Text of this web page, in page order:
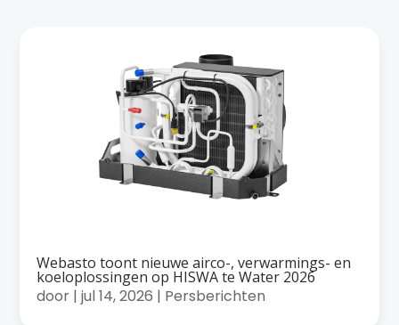
Webasto toont nieuwe airco-, verwarmings- en
koeloplossingen op HISWA te Water 2026
door |jul 14, 2026 | Persberichten